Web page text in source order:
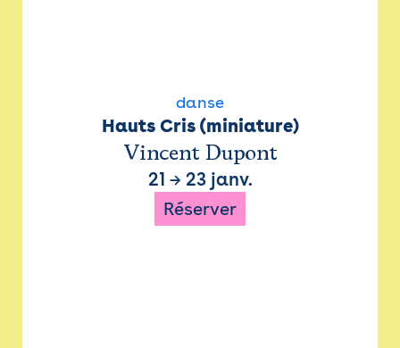
danse
Hauts Cris (miniature)
Vincent Dupont
21 → 23 janv.
Réserver